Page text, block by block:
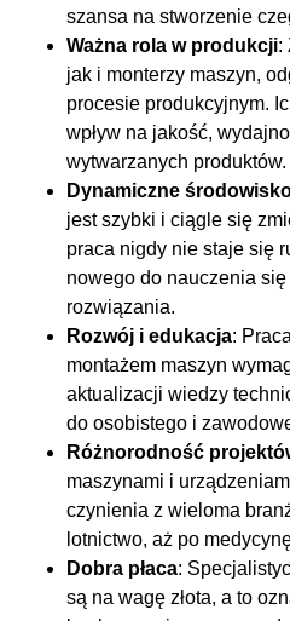
szansa na stworzenie
Ważna rola w produkcji:
jak i monterzy maszyn,
procesie produkcyjnym.
wpływ na jakość,
wytwarzanych produktów.
Dynamiczne
jest szybki i ciągle się
praca nigdy nie staje się
nowego do nauczenia
rozwiązania.
Rozwój i edukacja:
montażem maszyn
aktualizacji wiedzy
do osobistego i
Różnorodność
maszynami i
czynienia z wieloma
lotnictwo, aż po
Dobra płaca:
są na wagę złota, a to